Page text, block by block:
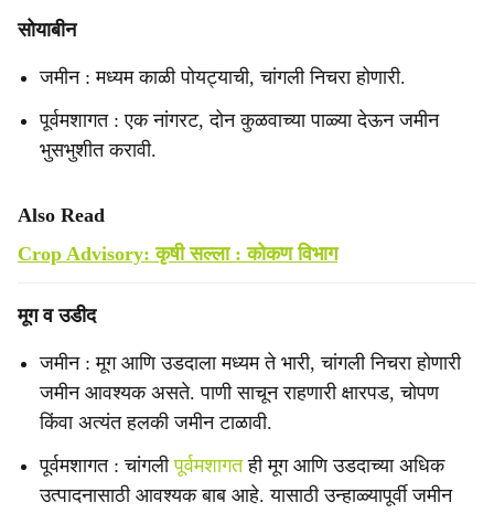
सोयाबीन
जमीन : मध्यम काळी पोयट्याची, चांगली निचरा होणारी.
पूर्वमशागत : एक नांगरट, दोन कुळवाच्या पाळ्या देऊन जमीन
भुसभुशीत करावी.
Also Read
Crop Advisory: कृषी सल्ला : कोकण विभाग
मूग व उडीद
जमीन : मूग आणि उडदाला मध्यम ते भारी, चांगली निचरा होणारी
जमीन आवश्यक असते. पाणी साचून राहणारी क्षारपड, चोपण
किंवा अत्यंत हलकी जमीन टाळावी.
पूर्वमशागत : चांगलीपूर्वमशागतही मूग आणि उडदाच्या अधिक
उत्पादनासाठी आवश्यक बाब आहे. यासाठी उन्हाळ्यापूर्वी जमीन